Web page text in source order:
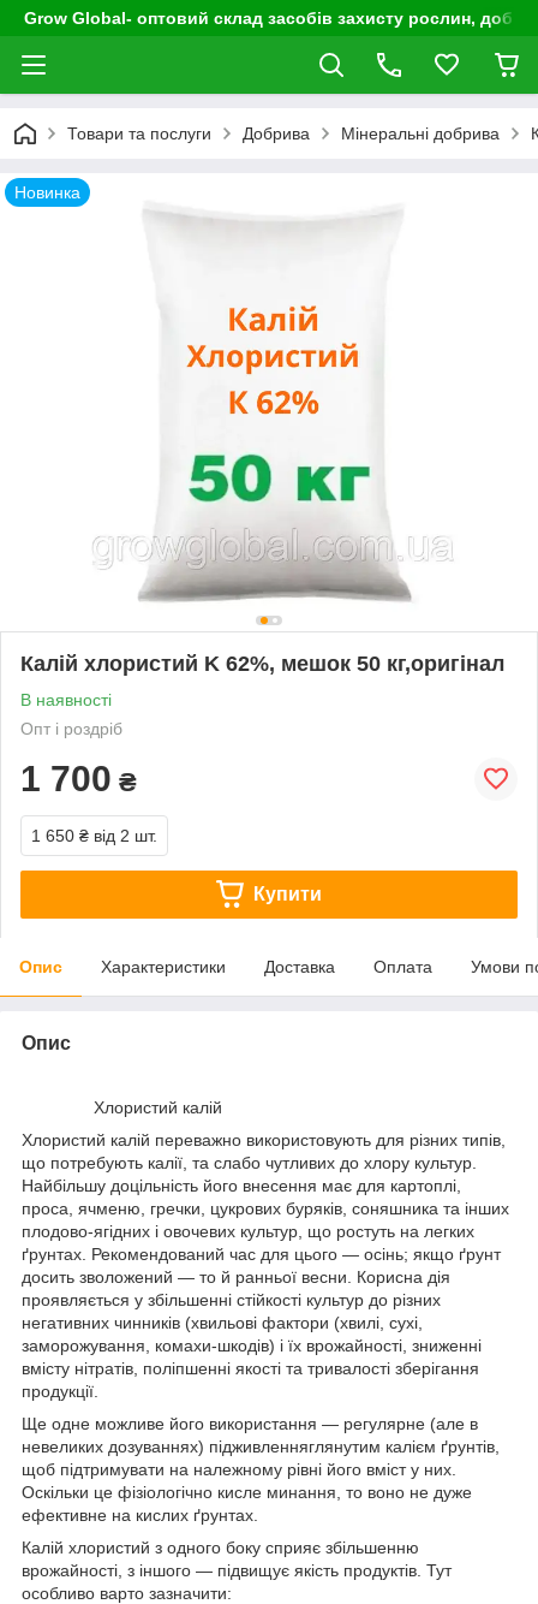
Grow Global- оптовий склад засобів захисту рослин,
Товари та послуги Добрива Мінеральні добрива
Новинка
Калій хлористий K 62%, мешок 50 кг,оригінал
В наявності
Опт і роздріб
1 700 ₴
1 650 ₴ від 2 шт.
Купити
Опис Характеристики Доставка Оплата Умови
Опис
Хлористий калій
Хлористий калій переважно використовують для різних типів,
що потребують калії, та слабо чутливих до хлору культур.
Найбільшу доцільність його внесення має для картоплі,
проса, ячменю, гречки, цукрових буряків, соняшника та інших
плодово-ягідних і овочевих культур, що ростуть на легких
ґрунтах. Рекомендований час для цього — осінь; якщо ґрунт
досить зволожений — то й ранньої весни. Корисна дія
проявляється у збільшенні стійкості культур до різних
негативних чинників (хвильові фактори (хвилі, сухі,
заморожування, комахи-шкодів) і їх врожайності, зниженні
вмісту нітратів, поліпшенні якості та тривалості зберігання
продукції.
Ще одне можливе його використання — регулярне (але в
невеликих дозуваннях) підживленняглянутим калієм ґрунтів,
щоб підтримувати на належному рівні його вміст у них.
Оскільки це фізіологічно кисле минання, то воно не дуже
ефективне на кислих ґрунтах.
Калій хлористий з одного боку сприяє збільшенню
врожайності, з іншого — підвищує якість продуктів. Тут
особливо варто зазначити: